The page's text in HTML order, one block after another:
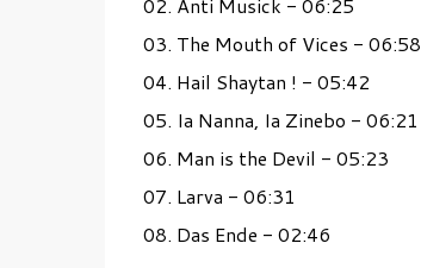
03. The Mouth of Vices - 06:58
04. Hail Shaytan ! - 05:42
05. Ia Nanna, Ia Zinebo - 06:21
06. Man is the Devil - 05:23
07. Larva - 06:31
08. Das Ende - 02:46